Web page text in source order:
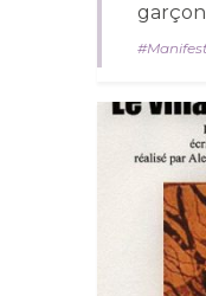
garçon